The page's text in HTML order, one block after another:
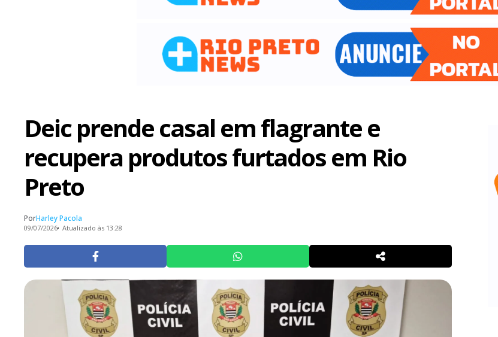
Deic prende casal em flagrante e
recupera produtos furtados em Rio
Preto
PorHarley Pacola
09/07/2026 Atualizado às 13:28